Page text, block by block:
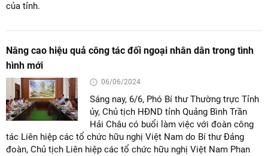
của tỉnh.
Nâng cao hiệu quả công tác đối ngoại nhân dân trong tình
hình mới
06/06/2024
Sáng nay, 6/6, Phó Bí thư Thường trực Tỉnh
ủy, Chủ tịch HĐND tỉnh Quảng Bình Trần
Hải Châu có buổi làm việc với đoàn công
tác Liên hiệp các tổ chức hữu nghị Việt Nam do Bí thư Đảng
đoàn, Chủ tịch Liên hiệp các tổ chức hữu nghị Việt Nam Phan